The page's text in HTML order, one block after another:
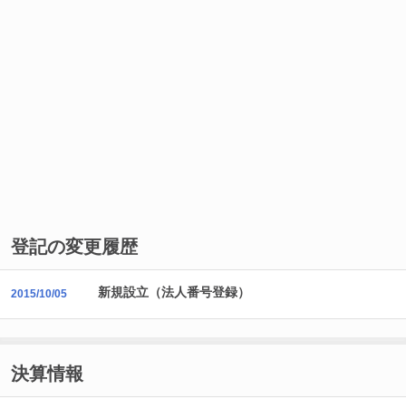
登記の変更履歴
2015/10/05 新規設立（法人番号登録）
決算情報